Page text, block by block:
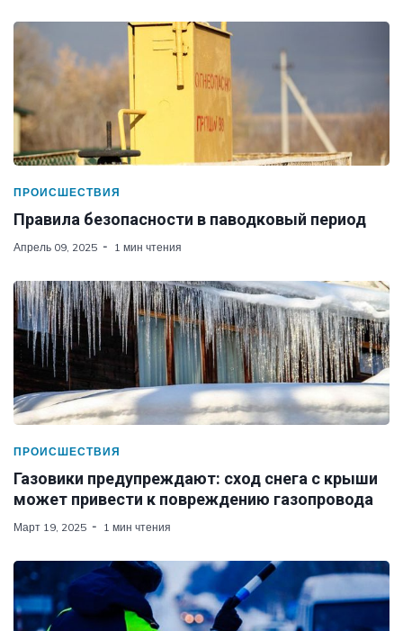
ПРОИСШЕСТВИЯ
Правила безопасности в паводковый период
Апрель 09, 2025 1 мин чтения
ПРОИСШЕСТВИЯ
Газовики предупреждают: сход снега с крыши
может привести к повреждению газопровода
Март 19, 2025 1 мин чтения